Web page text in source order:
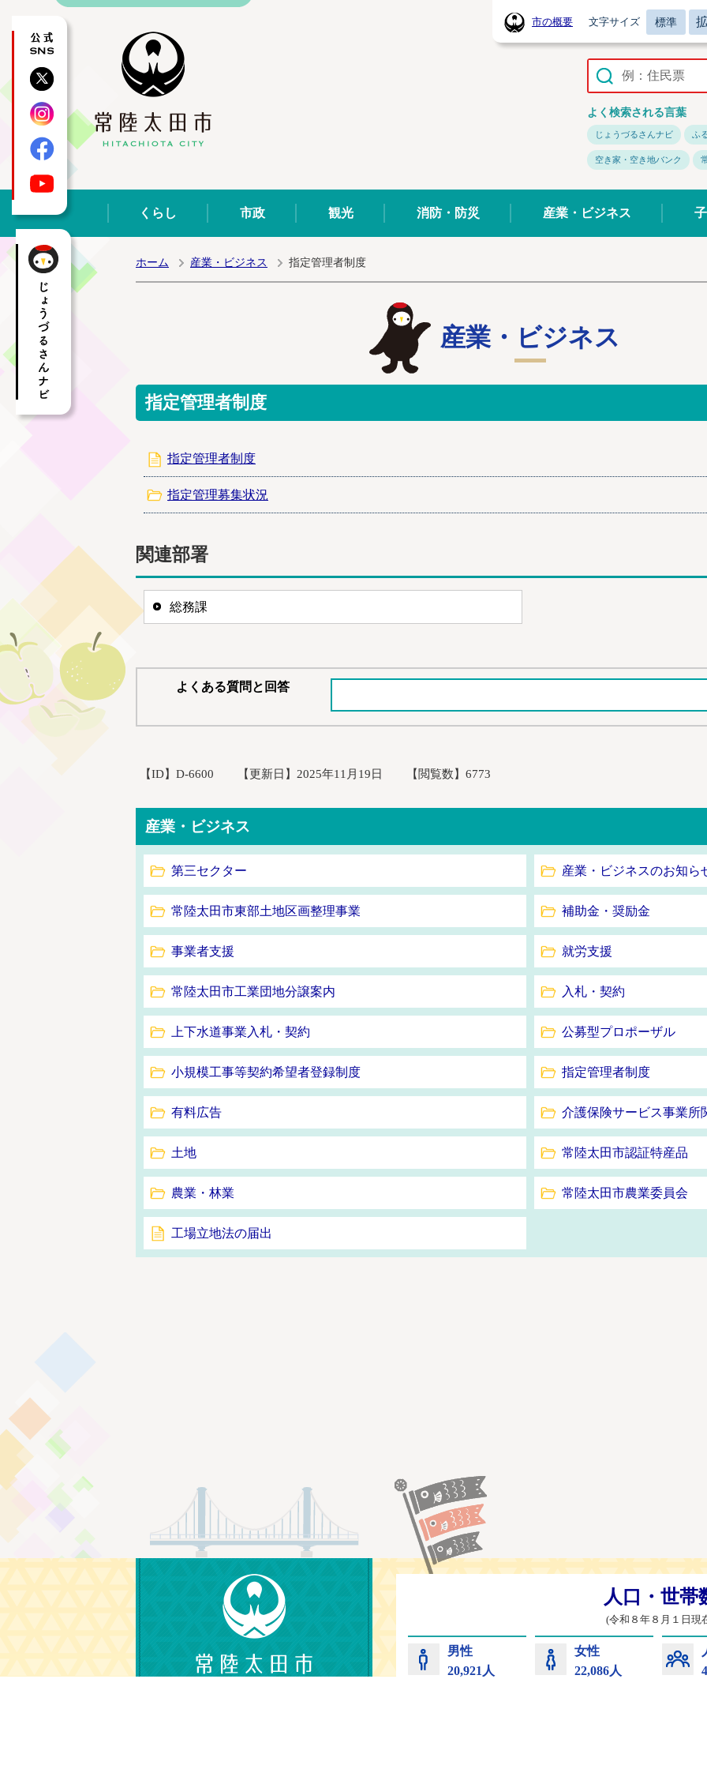
常陸太田市ホームページ
市の概要 文字サイズ 標準
よく検索される言葉
じょうづるさんナビ ふ
空き家・空き地バンク
公式SNS
X
Instagram
Facebook
YouTube くらし 市政 観光 消防・防災 産業・ビジネス
ホーム 産業・ビジネス 指定管理者制度
産業・ビジネス
指定管理者制度
指定管理者制度
指定管理募集状況
関連部署
総務課
よくある質問と回答
【ID】 D-6600 【更新日】 2025年11月19日 【閲覧数】 6773
産業・ビジネス
第三セクター 産業・ビジネスのお知ら
常陸太田市東部土地区画整理事業 補助金・奨励金
事業者支援 就労支援
常陸太田市工業団地分譲案内 入札・契約
上下水道事業入札・契約 公募型プロポーザル
小規模工事等契約希望者登録制度 指定管理者制度
有料広告 介護保険サービス事業所
土地 常陸太田市認証特産品
農業・林業 常陸太田市農業委員会
工場立地法の届出